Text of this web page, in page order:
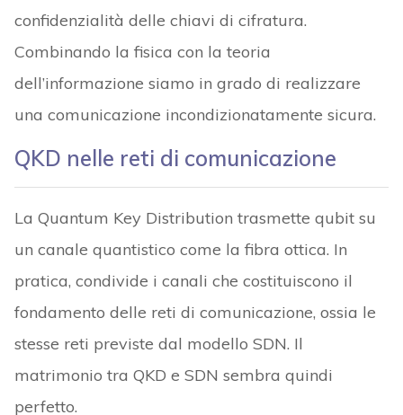
confidenzialità delle chiavi di cifratura.
Combinando la fisica con la teoria
dell’informazione siamo in grado di realizzare
una comunicazione incondizionatamente sicura.
QKD nelle reti di comunicazione
La Quantum Key Distribution trasmette qubit su
un canale quantistico come la fibra ottica. In
pratica, condivide i canali che costituiscono il
fondamento delle reti di comunicazione, ossia le
stesse reti previste dal modello SDN. Il
matrimonio tra QKD e SDN sembra quindi
perfetto.